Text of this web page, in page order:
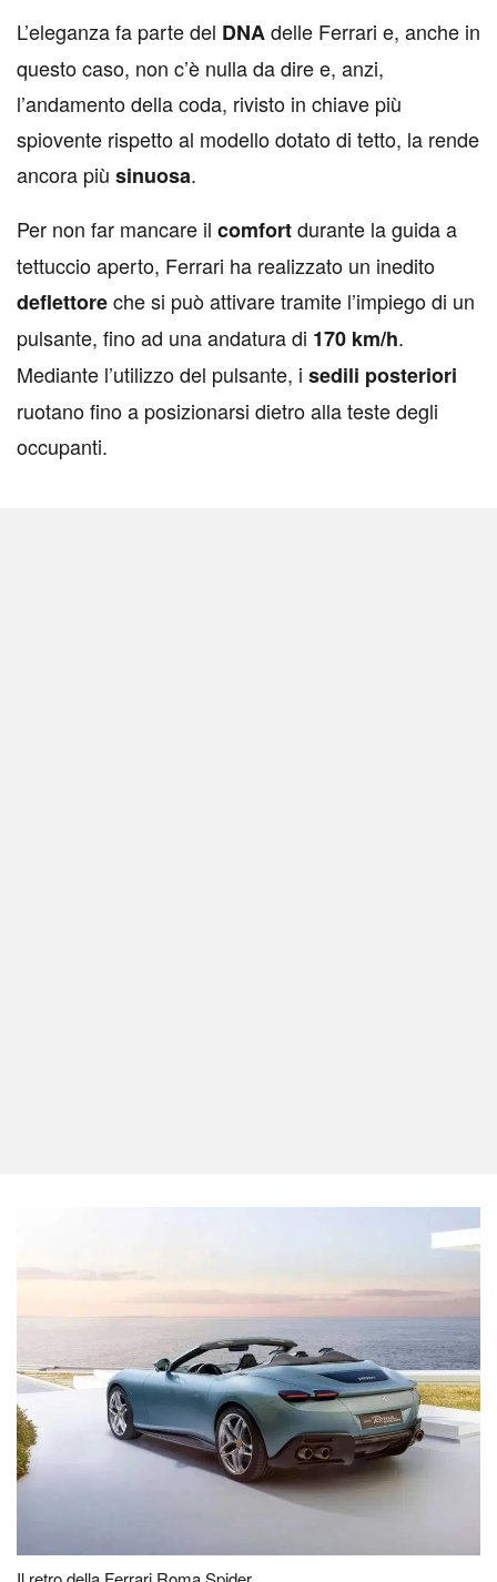
L’eleganza fa parte del DNAdelle Ferrari e, anche in
questo caso, non c’è nulla da dire e, anzi,
l’andamento della coda, rivisto in chiave più
spiovente rispetto al modello dotato di tetto, la rende
ancora più sinuosa.
Per non far mancare il comfortdurante la guida a
tettuccio aperto, Ferrari ha realizzato un inedito
deflettoreche si può attivare tramite l’impiego di un
pulsante, fino ad una andatura di 170 km/h.
Mediante l’utilizzo del pulsante, i sedili posteriori
ruotano fino a posizionarsi dietro alla teste degli
occupanti.